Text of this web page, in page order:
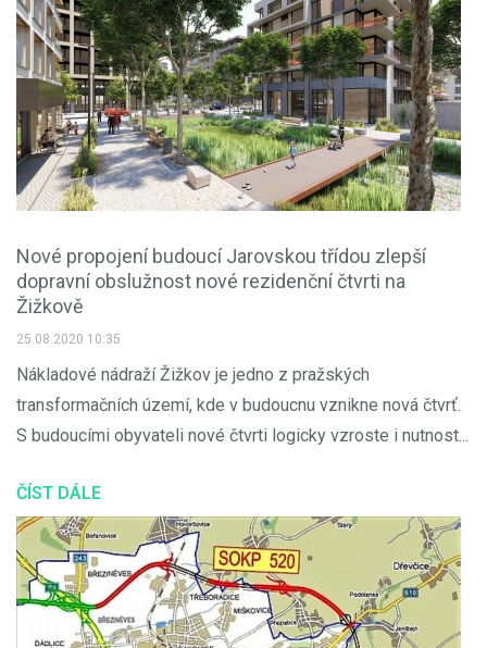
Nové propojení budoucí Jarovskou třídou zlepší
dopravní obslužnost nové rezidenční čtvrti na
Žižkově
25.08.2020 10:35
Nákladové nádraží Žižkov je jedno z pražských
transformačních území, kde v budoucnu vznikne nová čtvrť.
S budoucími obyvateli nové čtvrti logicky vzroste i nutnost...
ČÍST DÁLE